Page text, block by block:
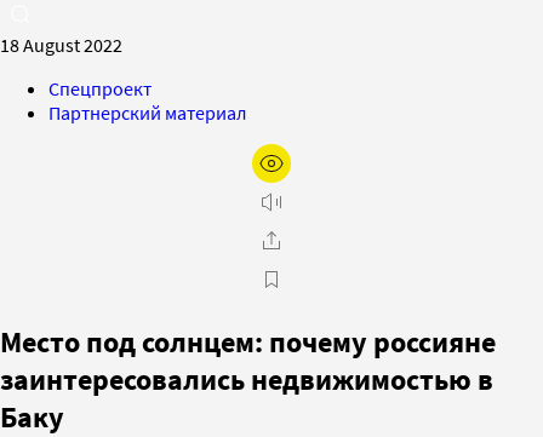
18 August 2022
Спецпроект
Партнерский материал
Место под солнцем: почему россияне
заинтересовались недвижимостью в
Баку